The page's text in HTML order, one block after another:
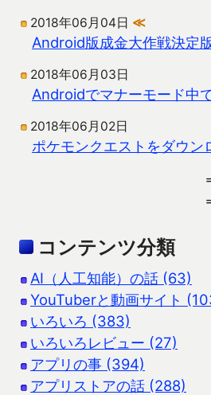
2018年06月04日 ≪
Android版成金大作戦決定
2018年06月03日
Androidでマナーモード中
2018年06月02日
ポケモンクエストをダウン
コンテンツ分類
AI（人工知能）の話 (63)
YouTuberと動画サイト
いろいろ (383)
いろいろレビュー (27)
アプリの事 (394)
アプリストアの話 (288)